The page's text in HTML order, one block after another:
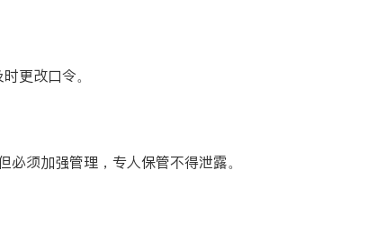
更改口令。
须加强管理，专人保管不得泄露。